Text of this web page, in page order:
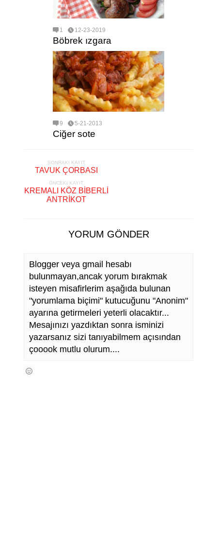
1 12-23-2019
Böbrek ızgara
9 5-21-2013
Ciğer sote
SONRAKI KAYIT
TAVUK ÇORBASI
ÖNCEKI KAYIT
KREMALI KÖZ BİBERLİ
ANTRİKOT
YORUM GÖNDER
Blogger veya gmail hesabı
bulunmayan,ancak yorum bırakmak
isteyen misafirlerim aşağıda bulunan
"yorumlama biçimi" kutucuğunu "Anonim"
ayarına getirmeleri yeterli olacaktır...
Mesajınızı yazdıktan sonra isminizi
yazarsanız sizi tanıyabilmem açısından
çooook mutlu olurum....